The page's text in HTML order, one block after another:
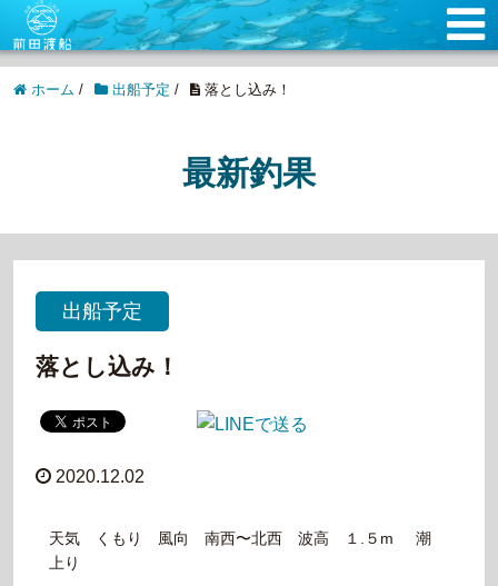
ホーム / 出船予定 / 落とし込み！
最新釣果
出船予定
落とし込み！
2020.12.02
天気 くもり 風向 南西〜北西 波高 １.５m 潮
上り